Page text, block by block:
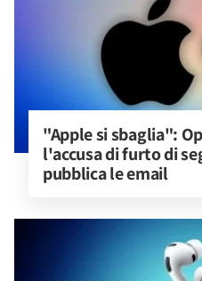
"Apple si sbaglia":
l'accusa di furto di
pubblica le email